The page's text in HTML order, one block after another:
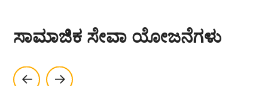
ಸಾಮಾಜಿಕ ಸೇವಾ ಯೋಜನೆಗಳು